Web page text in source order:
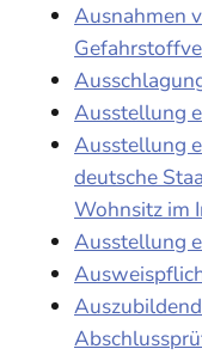
Ausnahmen
Ausstellung
Ausstellung
deutsche
Wohnsitz im
Ausstellung